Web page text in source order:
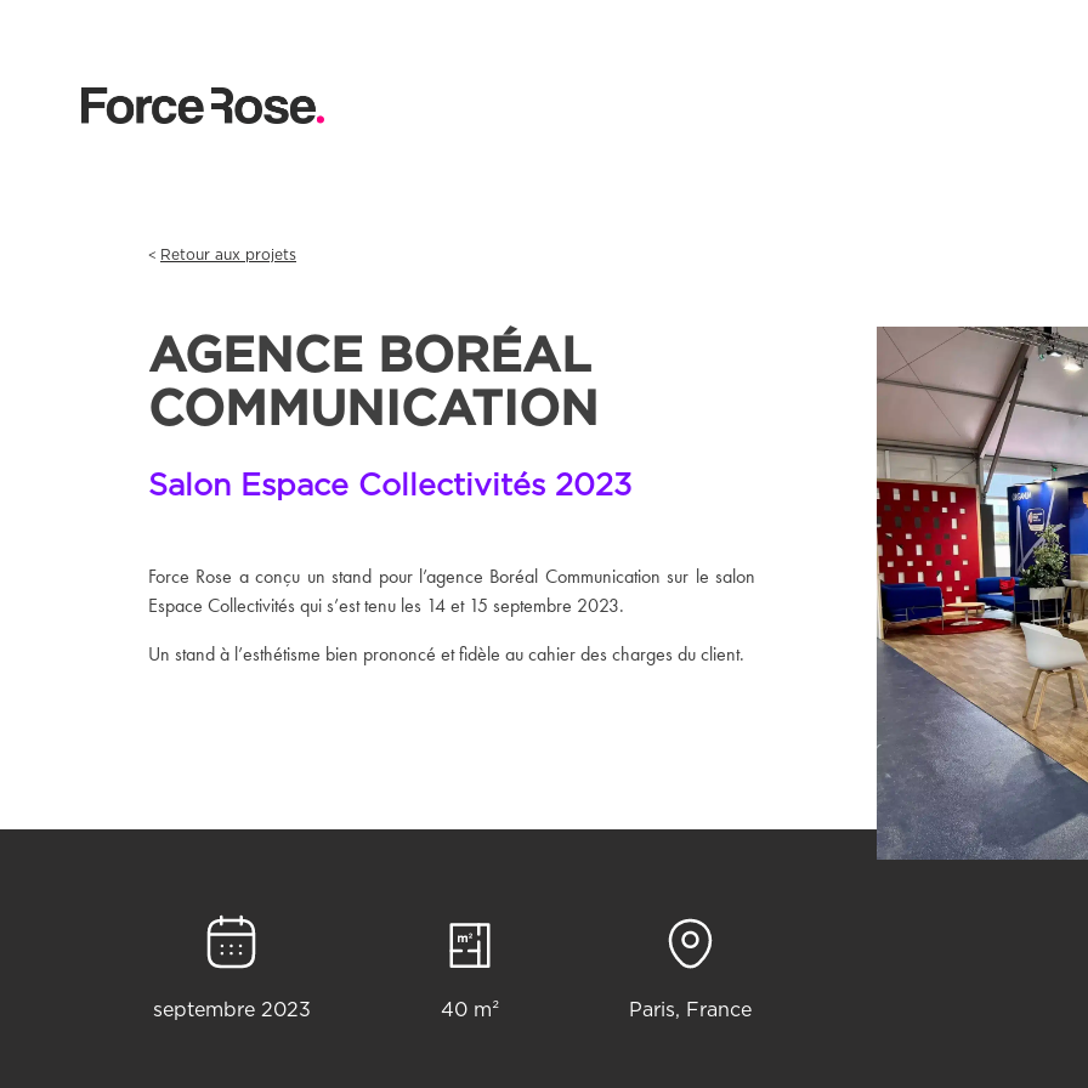
L’AGENCE
CONTACT
Retour aux projets
AGENCE BORÉAL
COMMUNICATION
Salon Espace Collectivités 2023
Force Rose a conçu un stand pour l’agence Boréal Communication sur le salon
Espace Collectivités qui s’est tenu les 14 et 15 septembre 2023.
Un stand à l’esthétisme bien prononcé et fidèle au cahier des charges du client.
‹
septembre 2023 40 m² Paris, France